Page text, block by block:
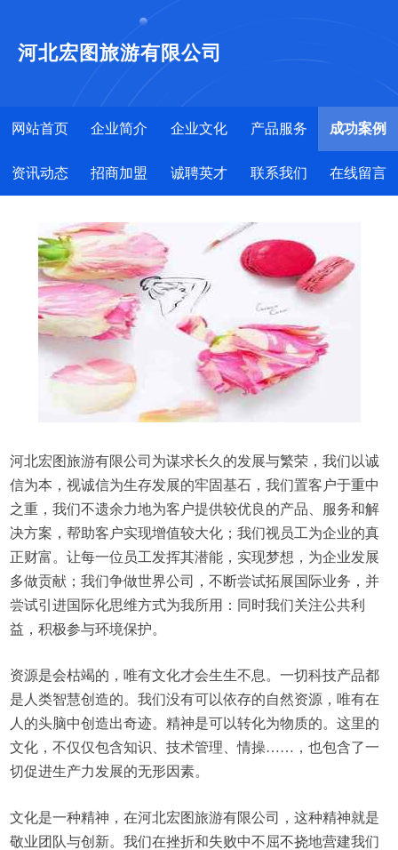
河北宏图旅游有限公司
网站首页 企业简介 企业文化 产品服务 成功案例
资讯动态 招商加盟 诚聘英才 联系我们 在线留言
河北宏图旅游有限公司为谋求长久的发展与繁荣，我们以诚
信为本，视诚信为生存发展的牢固基石，我们置客户于重中
之重，我们不遗余力地为客户提供较优良的产品、服务和解
决方案，帮助客户实现增值较大化；我们视员工为企业的真
正财富。让每一位员工发挥其潜能，实现梦想，为企业发展
多做贡献；我们争做世界公司，不断尝试拓展国际业务，并
尝试引进国际化思维方式为我所用：同时我们关注公共利
益，积极参与环境保护。
资源是会枯竭的，唯有文化才会生生不息。一切科技产品都
是人类智慧创造的。我们没有可以依存的自然资源，唯有在
人的头脑中创造出奇迹。精神是可以转化为物质的。这里的
文化，不仅仅包含知识、技术管理、情操……，也包含了一
切促进生产力发展的无形因素。
文化是一种精神，在河北宏图旅游有限公司，这种精神就是
敬业团队与创新。我们在挫折和失败中不屈不挠地营建我们